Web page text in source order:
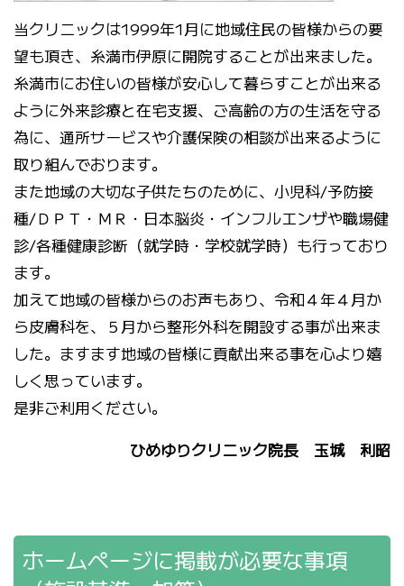
当クリニックは1999年1月に地域住民の皆様からの要
望も頂き、糸満市伊原に開院することが出来ました。
糸満市にお住いの皆様が安心して暮らすことが出来る
ように外来診療と在宅支援、ご高齢の方の生活を守る
為に、通所サービスや介護保険の相談が出来るように
取り組んでおります。
また地域の大切な子供たちのために、小児科/予防接
種/ＤＰＴ・ＭＲ・日本脳炎・インフルエンザや職場健
診/各種健康診断（就学時・学校就学時）も行っており
ます。
加えて地域の皆様からのお声もあり、令和４年４月か
ら皮膚科を、５月から整形外科を開設する事が出来ま
した。ますます地域の皆様に貢献出来る事を心より嬉
しく思っています。
是非ご利用ください。
ひめゆりクリニック院長 玉城 利昭
ホームページに掲載が必要な事項